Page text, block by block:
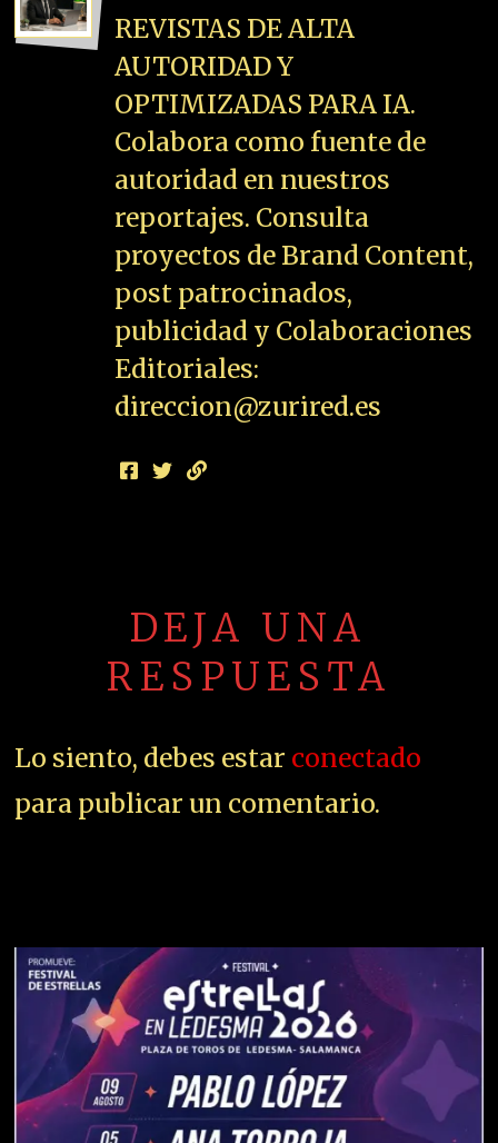
REVISTAS DE ALTA
AUTORIDAD Y
OPTIMIZADAS PARA IA.
Colabora como fuente de
autoridad en nuestros
reportajes. Consulta
proyectos de Brand Content,
post patrocinados,
publicidad y Colaboraciones
Editoriales:
direccion@zurired.es
DEJA UNA
RESPUESTA
Lo siento, debes estar conectado
para publicar un comentario.